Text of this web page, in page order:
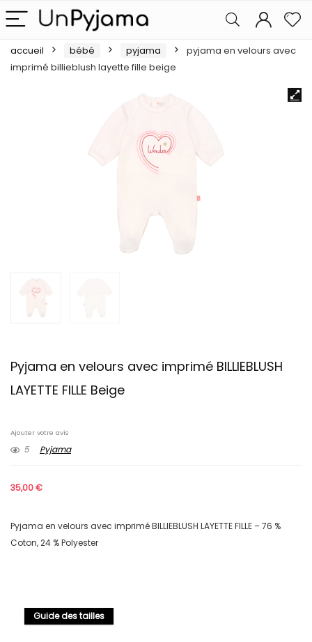
accueil bébé pyjama
pyjama en velours avec
imprimé billieblush layette fille beige
Pyjama en velours avec imprimé BILLIEBLUSH
LAYETTE FILLE Beige
Ajouter votre avis
5 Pyjama
35,00€
Pyjama en velours avec imprimé BILLIEBLUSH LAYETTE FILLE – 76 %
Coton, 24 % Polyester
Guide des tailles